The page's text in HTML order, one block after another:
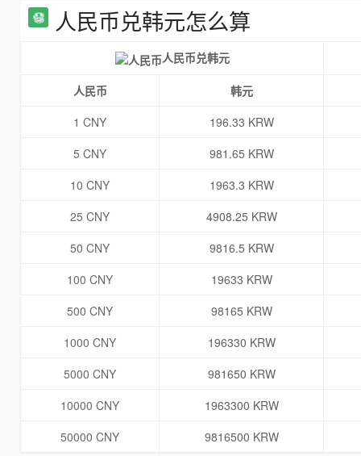
人民币兑韩元怎么算
人民币兑韩元
人民币
韩元
1 CNY
196.33 KRW
5 CNY
981.65 KRW
10 CNY
1963.3 KRW
25 CNY
4908.25 KRW
50 CNY
9816.5 KRW
100 CNY
19633 KRW
500 CNY
98165 KRW
1000 CNY
196330 KRW
5000 CNY
981650 KRW
10000 CNY
1963300 KRW
50000 CNY
9816500 KRW